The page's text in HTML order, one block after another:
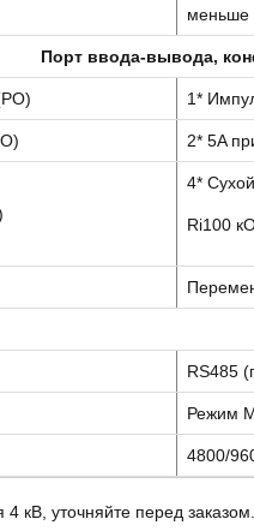
меньше
Порт ввода-вывода,
1*
2* 5A
4*
Ri100
RS485
Режим
4800/
кВ, уточняйте перед заказом.